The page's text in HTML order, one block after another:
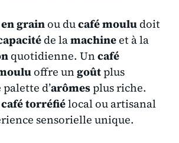
grainou ducafé mouludoit
de lamachineet à la
quotidienne. Uncafé
offre ungoûtplus
d’arômesplus riche.
café torréfiélocal ou artisanal
sensorielle unique.